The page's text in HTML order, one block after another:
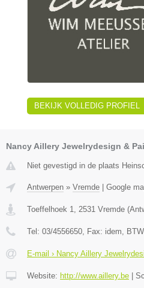
BEKIJK VOLLEDIG PROFIEL
Nancy Aillery Jewelrydesign &
Niet gevestigd in de plaats
Antwerpen » Vremde Google
Toeffelhoek 1 2531 Vremde (
Tel: 03/4556650 , Fax: idem ,
E-mail › Nancy Aillery
Website: http://www.aillery.be